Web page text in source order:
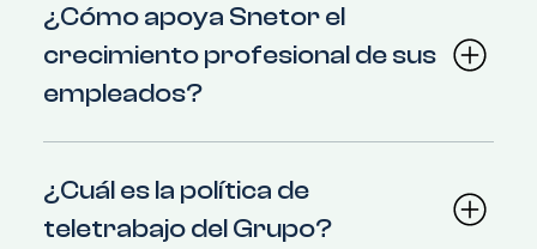
¿Cómo apoya Snetor el
crecimiento profesional de sus
empleados?
¿Cuál es la política de
teletrabajo del Grupo?